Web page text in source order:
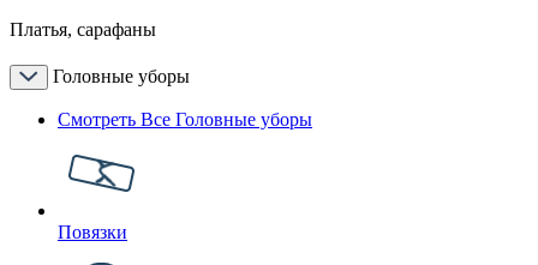
Платья, сарафаны
Головные уборы
Смотреть Все Головные уборы
Повязки